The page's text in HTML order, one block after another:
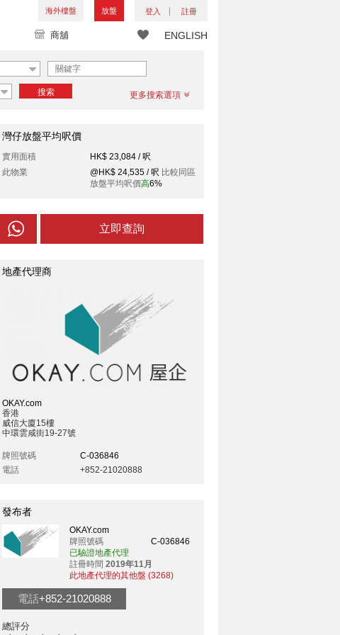
海外樓盤 放盤 登入 註冊
ENGLISH
商舖
搜索 更多搜索選項
灣仔放盤平均呎價
實用面積
HK$ 23,084 / 呎
此物業
@HK$ 24,535 / 呎 比較同區
放盤平均呎價高6%
立即查詢
地產代理商
OKAY.com
香港
威信大廈15樓
中環雲咸街19-27號
牌照號碼
C-036846
電話
+852-21020888
發布者
OKAY.com
牌照號碼
C-036846
已驗證地產代理
註冊時間 2019年11月
此地產代理的其他盤 (3268)
電話+852-21020888
總評分